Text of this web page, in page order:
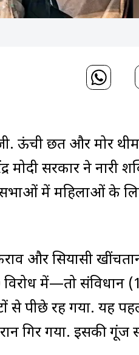
ऊंची छत और मोर
मोदी सरकार ने नारी
में महिलाओं के
और सियासी
में—तो संविधान
से पीछे रह गया. यह
गिर गया. इसकी